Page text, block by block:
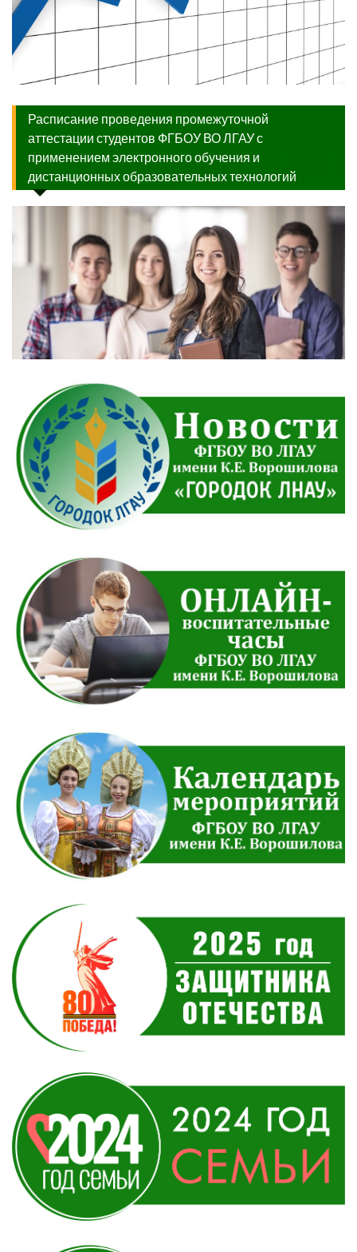
Расписание проведения промежуточной
аттестации студентов ФГБОУ ВО ЛГАУ с
применением электронного обучения и
дистанционных образовательных технологий